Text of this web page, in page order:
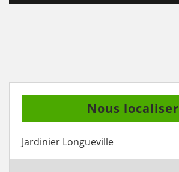
Nous localiser
Jardinier Longueville